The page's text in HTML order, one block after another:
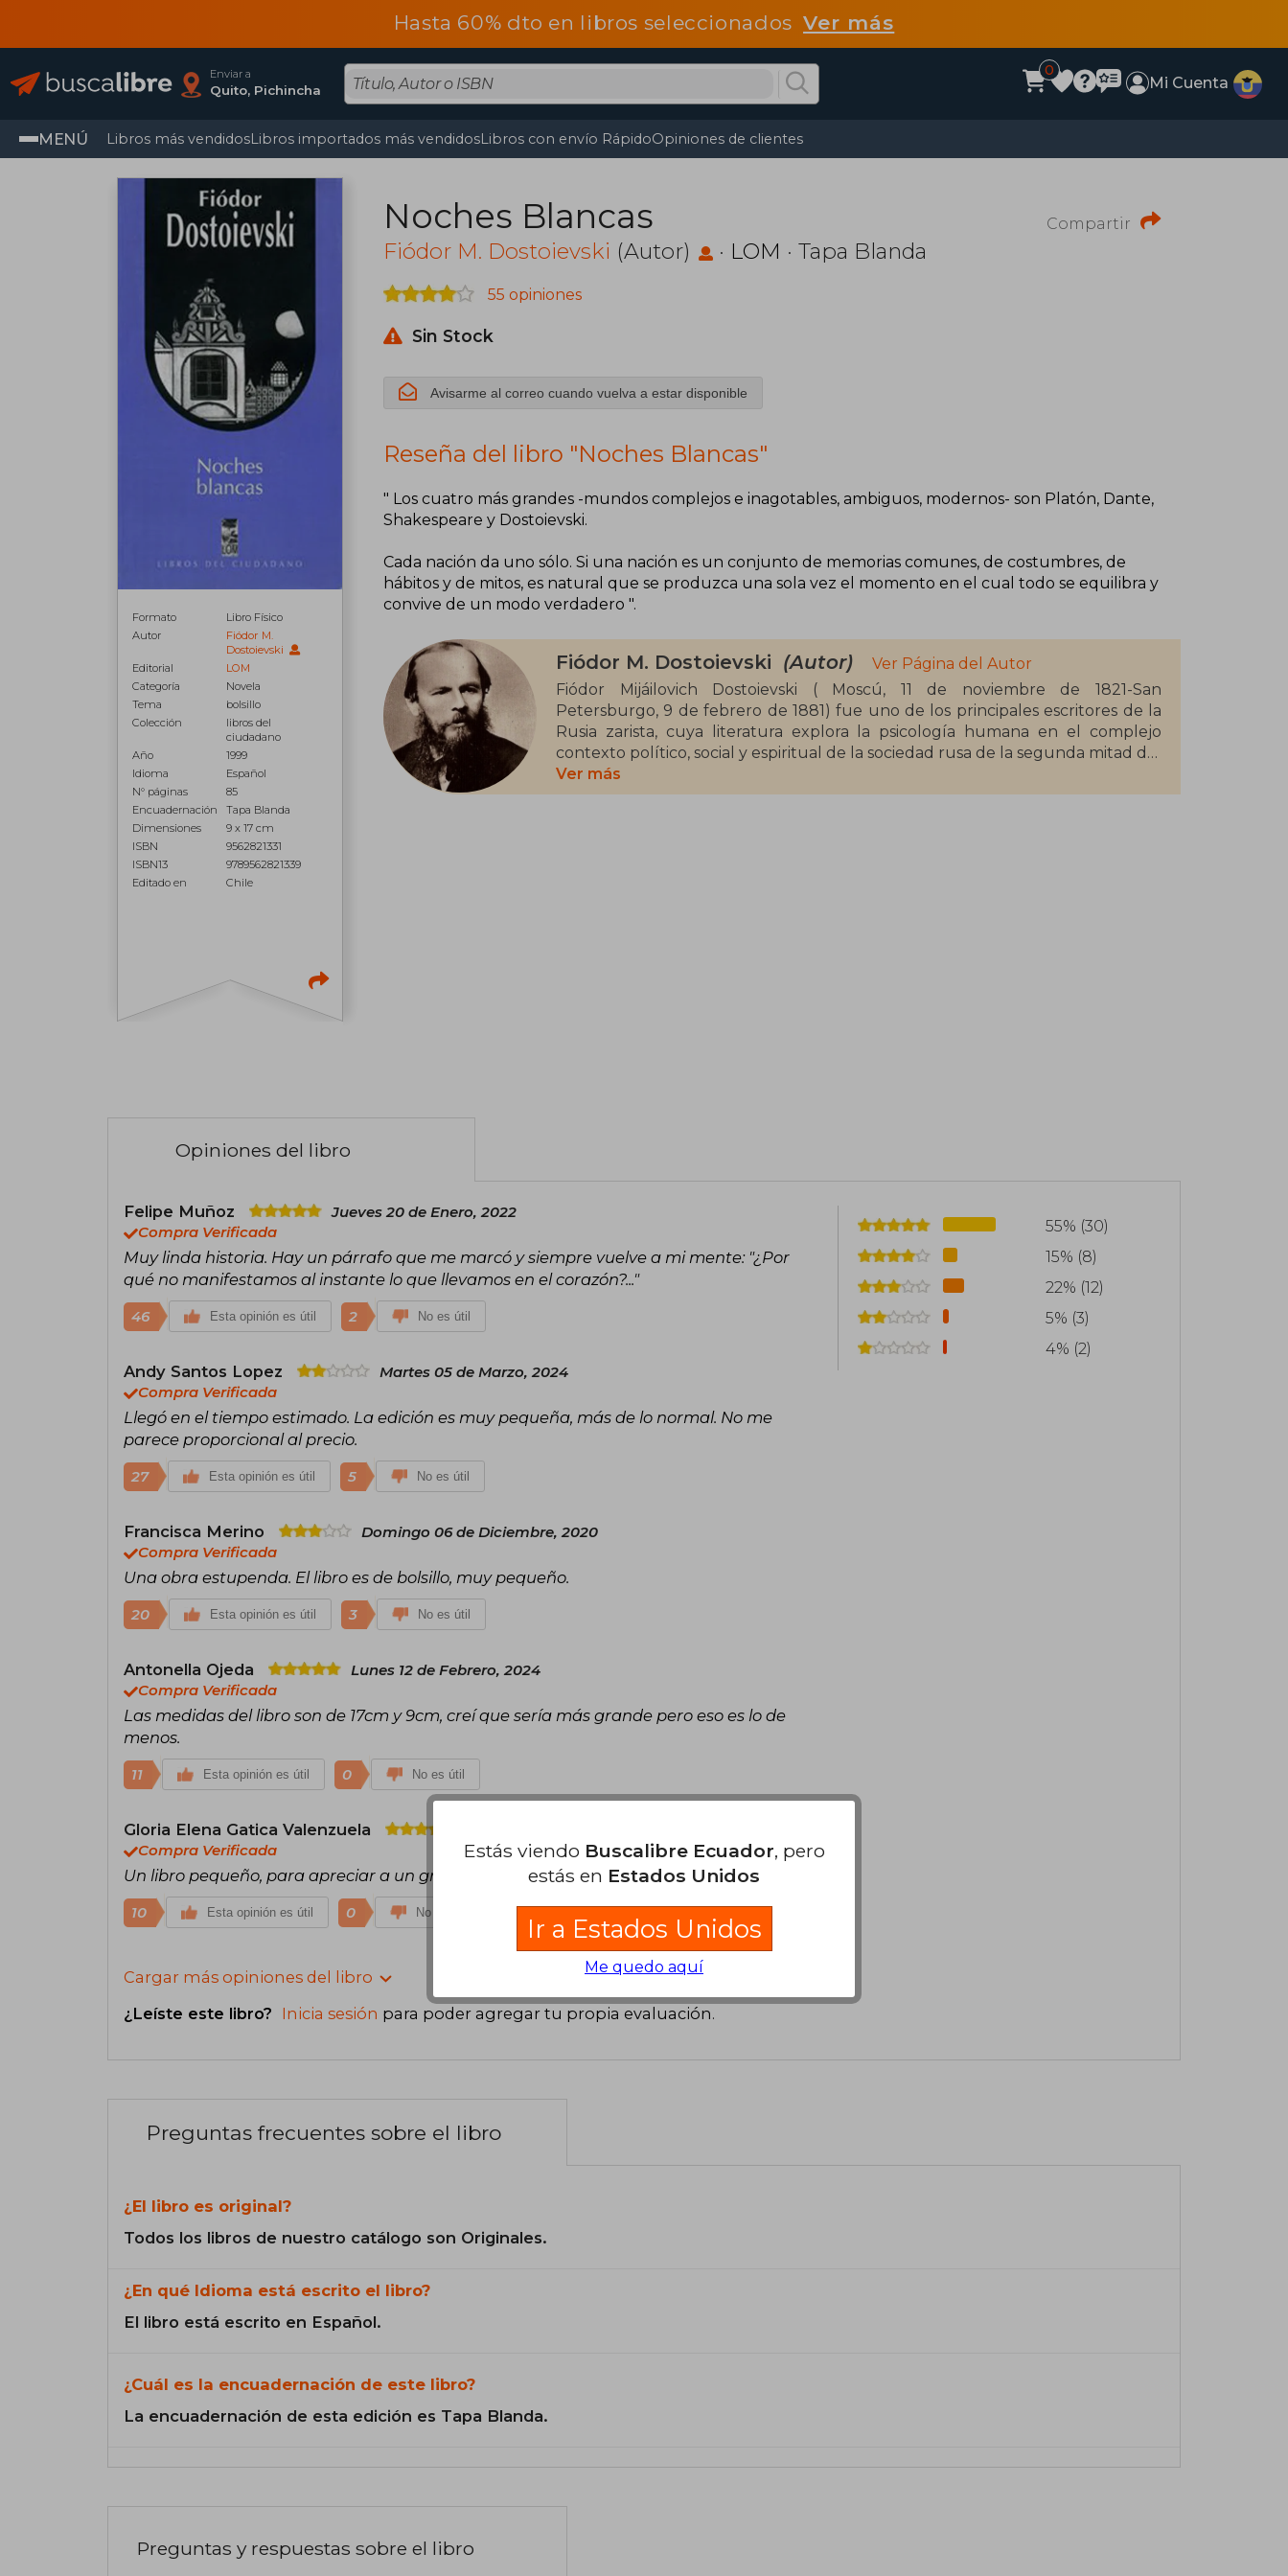
Hasta 60% dto en libros seleccionadosVer más
Enviar a
Quito, Pichincha
0
Mi Cuenta
MENÚ Libros más vendidosLibros importados más vendidosLibros con envío RápidoOpiniones de clientes
Formato
Libro Físico
Autor
Fiódor M.
Dostoievski
Editorial
LOM
Categoría
Novela
Tema
bolsillo
Colección
libros del
ciudadano
Año
1999
Idioma
Español
N° páginas
85
Encuadernación
Tapa Blanda
Dimensiones
9 x 17 cm
ISBN
9562821331
ISBN13
9789562821339
Editado en
Chile
Compartir
Noches Blancas
Fiódor M. Dostoievski (Autor) · LOM · Tapa Blanda
55 opiniones
Sin Stock
Avisarme al correo cuando vuelva a estar disponible
Reseña del libro "Noches Blancas"
" Los cuatro más grandes -mundos complejos e inagotables, ambiguos, modernos- son Platón, Dante,
Shakespeare y Dostoievski.
Cada nación da uno sólo. Si una nación es un conjunto de memorias comunes, de costumbres, de
hábitos y de mitos, es natural que se produzca una sola vez el momento en el cual todo se equilibra y
convive de un modo verdadero ".
Fiódor M. Dostoievski (Autor)
Ver Página del Autor
Fiódor Mijáilovich Dostoievski ( Moscú, 11 de noviembre de 1821-San
Petersburgo, 9 de febrero de 1881) fue uno de los principales escritores de la
Rusia zarista, cuya literatura explora la psicología humana en el complejo
contexto político, social y espiritual de la sociedad rusa de la segunda mitad del
siglo xix.
Ver más
Opiniones del libro
Felipe Muñoz
Jueves 20 de Enero, 2022
Compra Verificada
Muy linda historia. Hay un párrafo que me marcó y siempre vuelve a mi mente: "¿Por
qué no manifestamos al instante lo que llevamos en el corazón?..."
46 Esta opinión es útil 2 No es útil
Andy Santos Lopez
Martes 05 de Marzo, 2024
Compra Verificada
Llegó en el tiempo estimado. La edición es muy pequeña, más de lo normal. No me
parece proporcional al precio.
27 Esta opinión es útil 5 No es útil
Francisca Merino
Domingo 06 de Diciembre, 2020
Compra Verificada
Una obra estupenda. El libro es de bolsillo, muy pequeño.
20 Esta opinión es útil 3 No es útil
Antonella Ojeda
Lunes 12 de Febrero, 2024
Compra Verificada
Las medidas del libro son de 17cm y 9cm, creí que sería más grande pero eso es lo de
menos.
11 Esta opinión es útil 0 No es útil
Gloria Elena Gatica Valenzuela
Compra Verificada
Un libro pequeño, para apreciar a un gran maestro.
10 Esta opinión es útil 0 No es útil
Cargar más opiniones del libro
¿Leíste este libro? Inicia sesión para poder agregar tu propia evaluación.
55% (30)
15% (8)
22% (12)
5% (3)
4% (2)
Preguntas frecuentes sobre el libro
¿El libro es original?
Todos los libros de nuestro catálogo son Originales.
¿En qué Idioma está escrito el libro?
El libro está escrito en Español.
¿Cuál es la encuadernación de este libro?
La encuadernación de esta edición es Tapa Blanda.
Preguntas y respuestas sobre el libro
Estás viendo Buscalibre Ecuador, pero
estás en Estados Unidos
Ir a Estados Unidos
Me quedo aquí